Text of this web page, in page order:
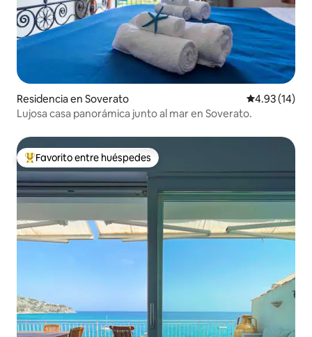
Residencia en Soverato Calificación
4.93 (14)
Lujosa casa panorámica junto al mar en Soverato.
De los mejores en Favorito entre huéspedes
Favorito entre huéspedes